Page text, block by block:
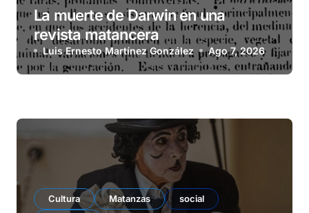
La muerte de Darwin en una
revista matancera
Luis Ernesto Martínez González Ago 7, 2026
Cultura Matanzas social